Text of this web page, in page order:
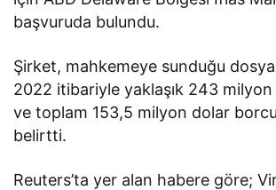
başvuruda bulundu.
Şirket, mahkemeye sunduğu
2022 itibariyle yaklaşık 243 milyon
ve toplam 153,5 milyon dolar
belirtti.
Reuters’ta yer alan habere göre;